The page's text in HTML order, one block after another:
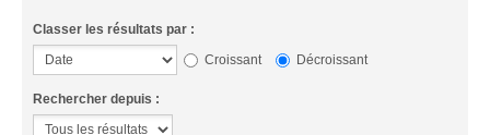
Classer les résultats par :
Croissant
Décroissant
Rechercher depuis :